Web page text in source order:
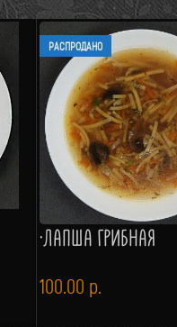
РАСПРОДАНО
·ЛАПША ГРИБНАЯ
100.00 р.